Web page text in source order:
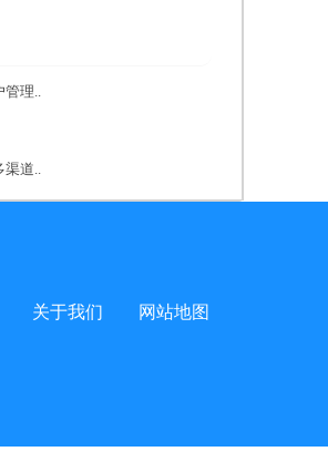
管理..
渠道..
关于我们 网站地图